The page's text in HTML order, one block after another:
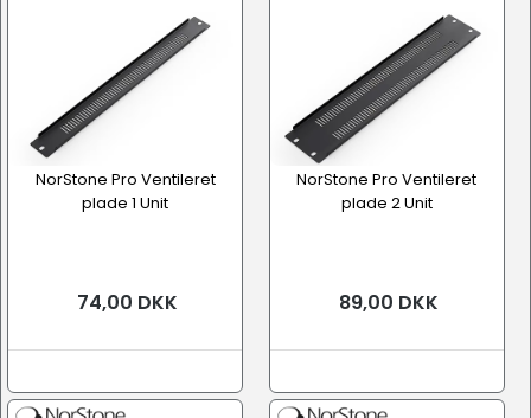
NorStone Pro Ventileret
plade 1 Unit
74,00 DKK
NorStone Pro Ventileret
plade 2 Unit
89,00 DKK